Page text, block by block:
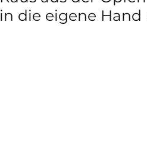
in die eigene